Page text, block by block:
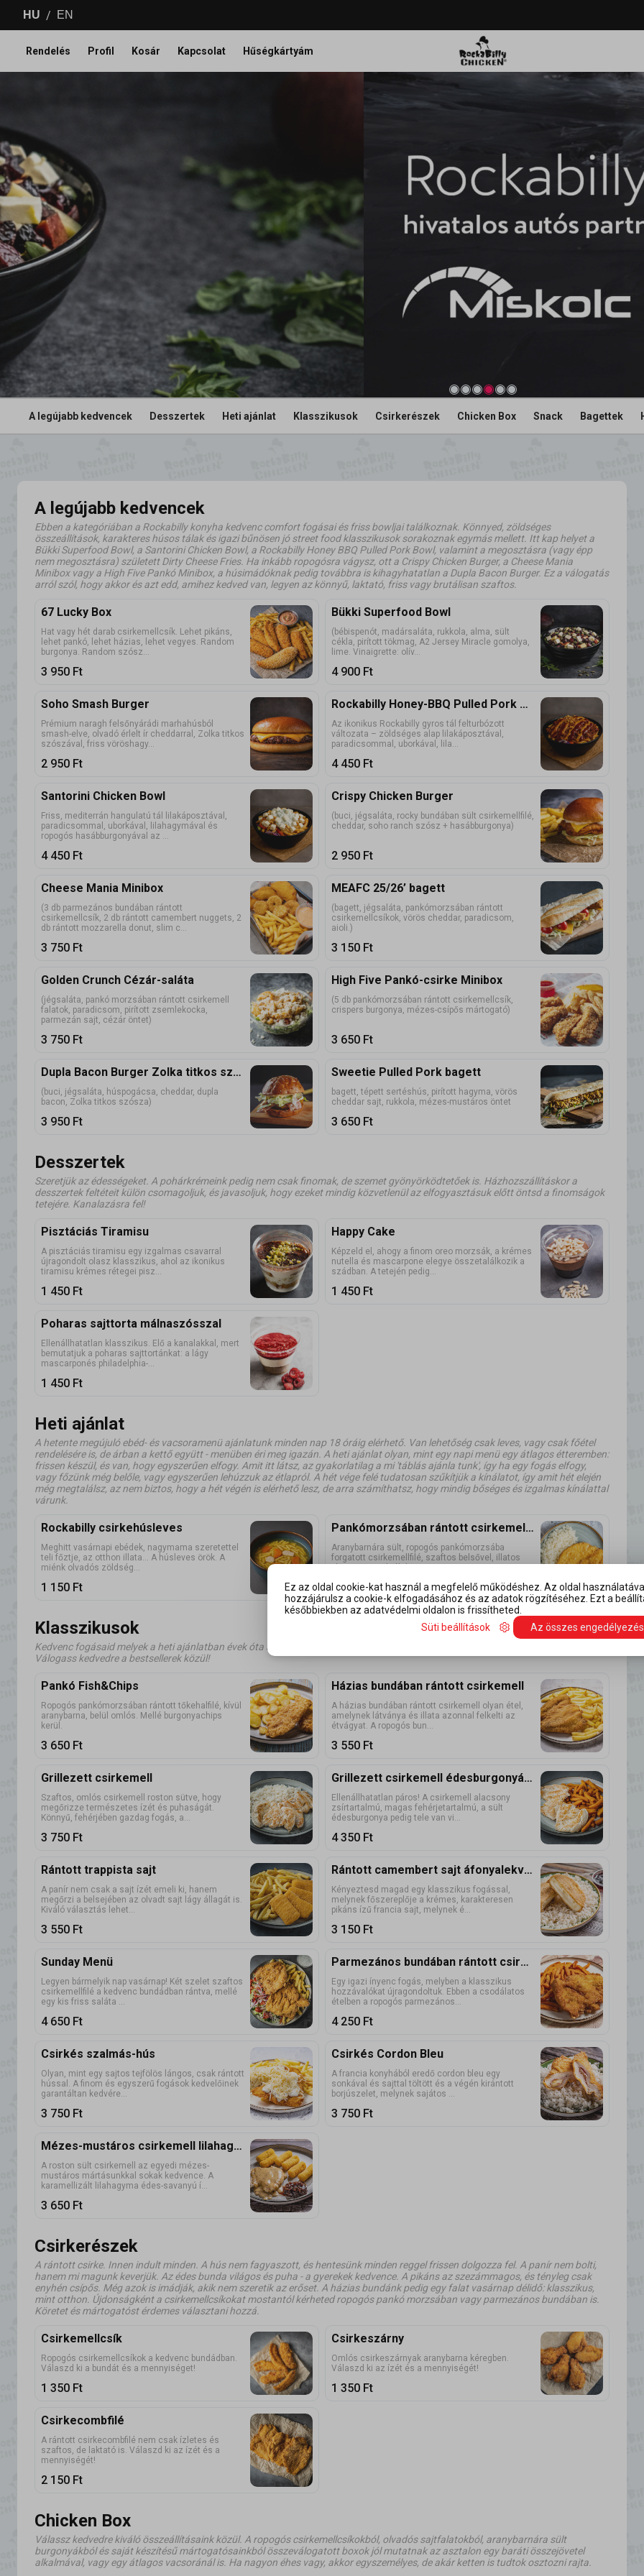
HU / EN
Rendelés Profil Kosár Kapcsolat Hűségkártyám
A legújabb kedvencek Desszertek Heti ajánlat Klasszikusok Csirkerészek Chicken Box Snack Bagettek
A legújabb kedvencek
Ebben a kategóriában a Rockabilly konyha kedvenc comfort fogásai és friss bowljai találkoznak. Könnyed, zöldséges
összeállítások, karakteres húsos tálak és igazi bűnösen jó street food klasszikusok sorakoznak egymás mellett. Itt kap helyet a
Bükki Superfood Bowl, a Santorini Chicken Bowl, a Rockabilly Honey BBQ Pulled Pork Bowl, valamint a megosztásra (vagy épp
nem megosztásra) született Dirty Cheese Fries. Ha inkább ropogósra vágysz, ott a Crispy Chicken Burger, a Cheese Mania
Minibox vagy a High Five Pankó Minibox, a húsimádóknak pedig továbbra is kihagyhatatlan a Dupla Bacon Burger. Ez a válogatás
arról szól, hogy akkor és azt edd, amihez kedved van, legyen az könnyű, laktató, friss vagy brutálisan szaftos.
67 Lucky Box
Hat vagy hét darab csirkemellcsík. Lehet pikáns,
lehet pankó, lehet házias, lehet vegyes. Random
burgonya. Random szósz...
3 950 Ft
Bükki Superfood Bowl
(bébispenót, madársaláta, rukkola, alma, sült
cékla, pirított tökmag, A2 Jersey Miracle gomolya,
lime. Vinaigrette: olív...
4 900 Ft
Soho Smash Burger
Prémium naragh felsőnyárádi marhahúsból
smash-elve, olvadó érlelt ír cheddarral, Zolka titkos
szószával, friss vöröshagy...
2 950 Ft
Rockabilly Honey-BBQ Pulled Pork Bowl
Az ikonikus Rockabilly gyros tál felturbózott
változata – zöldséges alap lilakáposztával,
paradicsommal, uborkával, lila...
4 450 Ft
Santorini Chicken Bowl
Friss, mediterrán hangulatú tál lilakáposztával,
paradicsommal, uborkával, lilahagymával és
ropogós hasábburgonyával az ...
4 450 Ft
Crispy Chicken Burger
(buci, jégsaláta, rocky bundában sült csirkemellfilé,
cheddar, soho ranch szósz + hasábburgonya)
2 950 Ft
Cheese Mania Minibox
(3 db parmezános bundában rántott
csirkemellcsík, 2 db rántott camembert nuggets, 2
db rántott mozzarella donut, slim c...
3 750 Ft
MEAFC 25/26’ bagett
(bagett, jégsaláta, pankómorzsában rántott
csirkemellcsíkok, vörös cheddar, paradicsom,
aioli.)
3 150 Ft
Golden Crunch Cézár-saláta
(jégsaláta, pankó morzsában rántott csirkemell
falatok, paradicsom, pirított zsemlekocka,
parmezán sajt, cézár öntet)
3 750 Ft
High Five Pankó-csirke Minibox
(5 db pankómorzsában rántott csirkemellcsík,
crispers burgonya, mézes-csípős mártogató)
3 650 Ft
Dupla Bacon Burger Zolka titkos szószával
(buci, jégsaláta, húspogácsa, cheddar, dupla
bacon, Zolka titkos szósza)
3 950 Ft
Sweetie Pulled Pork bagett
bagett, tépett sertéshús, pirított hagyma, vörös
cheddar sajt, rukkola, mézes-mustáros öntet
3 650 Ft
Desszertek
Szeretjük az édességeket. A pohárkrémeink pedig nem csak finomak, de szemet gyönyörködtetőek is. Házhozszállításkor a
desszertek feltéteit külön csomagoljuk, és javasoljuk, hogy ezeket mindig közvetlenül az elfogyasztásuk előtt öntsd a finomságok
tetejére. Kanalazásra fel!
Pisztáciás Tiramisu
A pisztáciás tiramisu egy izgalmas csavarral
újragondolt olasz klasszikus, ahol az ikonikus
tiramisu krémes rétegei pisz...
1 450 Ft
Happy Cake
Képzeld el, ahogy a finom oreo morzsák, a krémes
nutella és mascarpone elegye összetalálkozik a
szádban. A tetején pedig...
1 450 Ft
Poharas sajttorta málnaszósszal
Ellenállhatatlan klasszikus. Elő a kanalakkal, mert
bemutatjuk a poharas sajttortánkat: a lágy
mascarponés philadelphia-...
1 450 Ft
Heti ajánlat
A hetente megújuló ebéd- és vacsoramenü ajánlatunk minden nap 18 óráig elérhető. Van lehetőség csak leves, vagy csak főétel
rendelésére is, de árban a kettő együtt - menüben éri meg igazán. A heti ajánlat olyan, mint egy napi menü egy átlagos étteremben:
frissen készül, és van, hogy egyszerűen elfogy. Amit itt látsz, az gyakorlatilag a mi 'táblás ajánla tunk', így ha egy fogás elfogy,
vagy főzünk még belőle, vagy egyszerűen lehúzzuk az étlapról. A hét vége felé tudatosan szűkítjük a kínálatot, így amit hét elején
még megtalálsz, az nem biztos, hogy a hét végén is elérhető lesz, de arra számíthatsz, hogy mindig bőséges és izgalmas kínálattal
várunk.
Rockabilly csirkehúsleves
Meghitt vasárnapi ebédek, nagymama szeretettel
teli főztje, az otthon illata... A húsleves örök. A
miénk olvadós zöldség...
1 150 Ft
Pankómorzsában rántott csirkemellfilé, jázmin rizs
Aranybarnára sült, ropogós pankómorzsába
forgatott csirkemellfilé, szaftos belsővel, illatos
2 300 Ft
Klasszikusok
Kedvenc fogásaid melyek a heti ajánlatban évek óta a legnagyobb slágerek most elérhetővé váltak az állandó kínálatunkban is.
Válogass kedvedre a bestsellerek közül!
Pankó Fish&Chips
Ropogós pankómorzsában rántott tőkehalfilé, kívül
aranybarna, belül omlós. Mellé burgonyachips
kerül.
3 650 Ft
Házias bundában rántott csirkemell
A házias bundában rántott csirkemell olyan étel,
amelynek látványa és illata azonnal felkelti az
étvágyat. A ropogós bun...
3 550 Ft
Grillezett csirkemell
Szaftos, omlós csirkemell roston sütve, hogy
megőrizze természetes ízét és puhaságát.
Könnyű, fehérjében gazdag fogás, a...
3 750 Ft
Grillezett csirkemell édesburgonyával
Ellenállhatatlan páros! A csirkemell alacsony
zsírtartalmú, magas fehérjetartalmú, a sült
édesburgonya pedig tele van vi...
4 350 Ft
Rántott trappista sajt
A panír nem csak a sajt ízét emeli ki, hanem
megőrzi a belsejében az olvadt sajt lágy állagát is.
Kiváló választás lehet...
3 550 Ft
Rántott camembert sajt áfonyalekvárral
Kényeztesd magad egy klasszikus fogással,
melynek főszereplője a krémes, karakteresen
pikáns ízű francia sajt, melynek é...
3 150 Ft
Sunday Menü
Legyen bármelyik nap vasárnap! Két szelet szaftos
csirkemellfilé a kedvenc bundádban rántva, mellé
egy kis friss saláta ...
4 650 Ft
Parmezános bundában rántott csirkemellfilé édesburgonyával
Egy igazi ínyenc fogás, melyben a klasszikus
hozzávalókat újragondoltuk. Ebben a csodálatos
ételben a ropogós parmezános...
4 250 Ft
Csirkés szalmás-hús
Olyan, mint egy sajtos tejfölös lángos, csak rántott
hússal. A finom és egyszerű fogások kedvelőinek
garantáltan kedvére...
3 750 Ft
Csirkés Cordon Bleu
A francia konyhából eredő cordon bleu egy
sonkával és sajttal töltött és a végén kirántott
borjúszelet, melynek sajátos ...
3 750 Ft
Mézes-mustáros csirkemell lilahagyma-lekvárral és burgonyakrokettel
A roston sült csirkemell az egyedi mézes-
mustáros mártásunkkal sokak kedvence. A
karamellizált lilahagyma édes-savanyú í...
3 650 Ft
Csirkerészek
A rántott csirke. Innen indult minden. A hús nem fagyaszott, és hentesünk minden reggel frissen dolgozza fel. A panír nem bolti,
hanem mi magunk keverjük. Az édes bunda világos és puha - a gyerekek kedvence. A pikáns az szezámmagos, és tényleg csak
enyhén csípős. Még azok is imádják, akik nem szeretik az erőset. A házias bundánk pedig egy falat vasárnap délidő: klasszikus,
mint otthon. Újdonságként a csirkemellcsíkokat mostantól kérheted ropogós pankó morzsában vagy parmezános bundában is.
Köretet és mártogatóst érdemes választani hozzá.
Csirkemellcsík
Ropogós csirkemellcsíkok a kedvenc bundádban.
Válaszd ki a bundát és a mennyiséget!
1 350 Ft
Csirkeszárny
Omlós csirkeszárnyak aranybarna kéregben.
Válaszd ki az ízét és a mennyiségét!
1 350 Ft
Csirkecombfilé
A rántott csirkecombfilé nem csak ízletes és
szaftos, de laktató is. Válaszd ki az ízét és a
mennyiségét!
2 150 Ft
Chicken Box
Válassz kedvedre kiváló összeállításaink közül. A ropogós csirkemellcsíkokból, olvadós sajtfalatokból, aranybarnára sült
burgonyákból és saját készítésű mártogatósainkból összeválogatott boxok jól mutatnak az asztalon egy baráti összejövetel
alkalmával, vagy egy átlagos vacsoránál is. Ha nagyon éhes vagy, akkor egyszemélyes, de akár ketten is tudtok osztozni rajta.
Ez az oldal cookie-kat használ a megfelelő működéshez. Az oldal
hozzájárulsz a cookie-k elfogadásához és az adatok rögzítéséhez. Ezt a
későbbiekben az adatvédelmi oldalon is frissítheted.
Süti beállítások
Az összes